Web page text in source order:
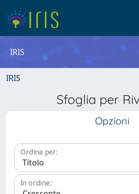
IRIS
IRIS
Sfoglia per
Opzioni
Ordina per:
In ordine: